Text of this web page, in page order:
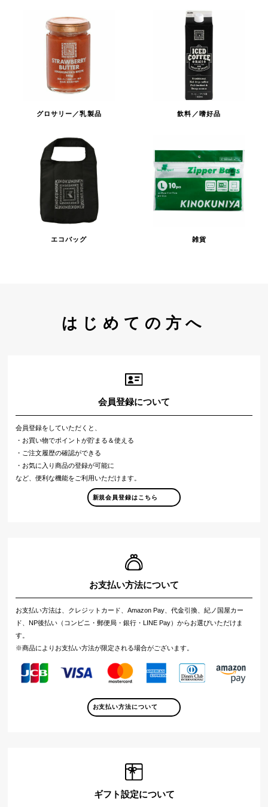
グロサリー／乳製品 飲料／嗜好品
エコバッグ 雑貨
はじめての方へ
会員登録について
会員登録をしていただくと、
・お買い物でポイントが貯まる＆使える
・ご注文履歴の確認ができる
・お気に入り商品の登録が可能に
など、便利な機能をご利用いただけます。
新規会員登録はこちら
お支払い方法について
お支払い方法は、クレジットカード、Amazon Pay、代金引換、紀ノ国屋カー
ド、NP後払い（コンビニ・郵便局・銀行・LINE Pay）からお選びいただけま
す。
※商品によりお支払い方法が限定される場合がございます。
お支払い方法について
ギフト設定について